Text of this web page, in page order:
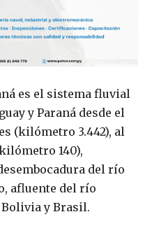
es el sistema fluvial
y Paraná desde el
(kilómetro 3.442), al
140),
del río
afluente del río
y Brasil.